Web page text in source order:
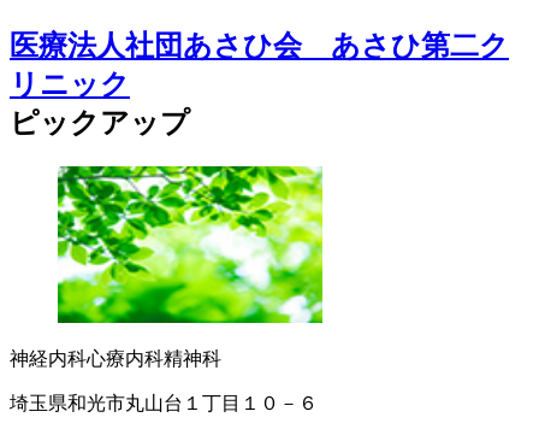
医療法人社団あさひ会 あさひ第二ク
リニック
ピックアップ
神経内科心療内科精神科
埼玉県和光市丸山台１丁目１０－６